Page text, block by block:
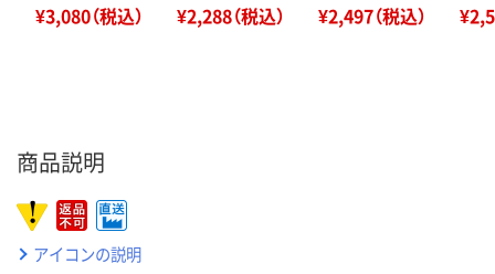
¥3,080（税込） ¥2,288（税込） ¥2,497（税込）
商品説明
アイコンの説明